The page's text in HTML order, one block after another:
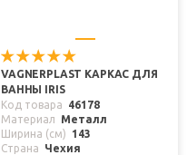
VAGNERPLAST КАРКАС ДЛЯ
ВАННЫ IRIS
Код товара
46178
Материал
Металл
Ширина (см)
143
Страна
Чехия